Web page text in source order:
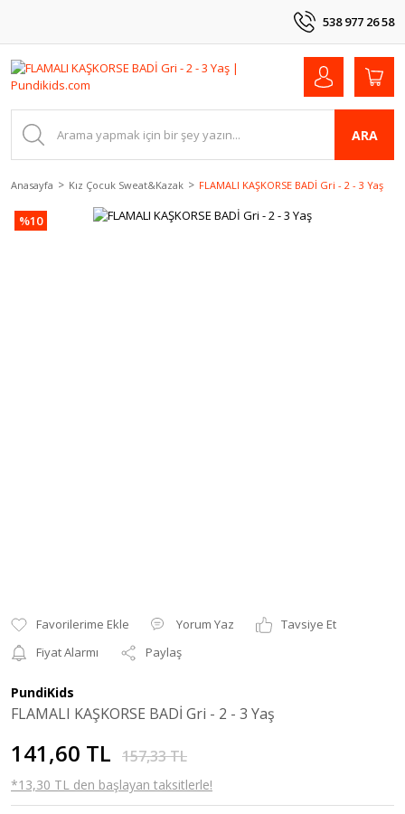
538 977 26 58
ARA
Anasayfa Kız Çocuk Sweat&Kazak FLAMALI KAŞKORSE BADİ Gri - 2 - 3 Yaş
%10
Yorum Yaz
Tavsiye Et
Fiyat Alarmı
Paylaş
PundiKids
FLAMALI KAŞKORSE BADİ Gri - 2 - 3 Yaş
141,60 TL 157,33 TL
*13,30 TL den başlayan taksitlerle!